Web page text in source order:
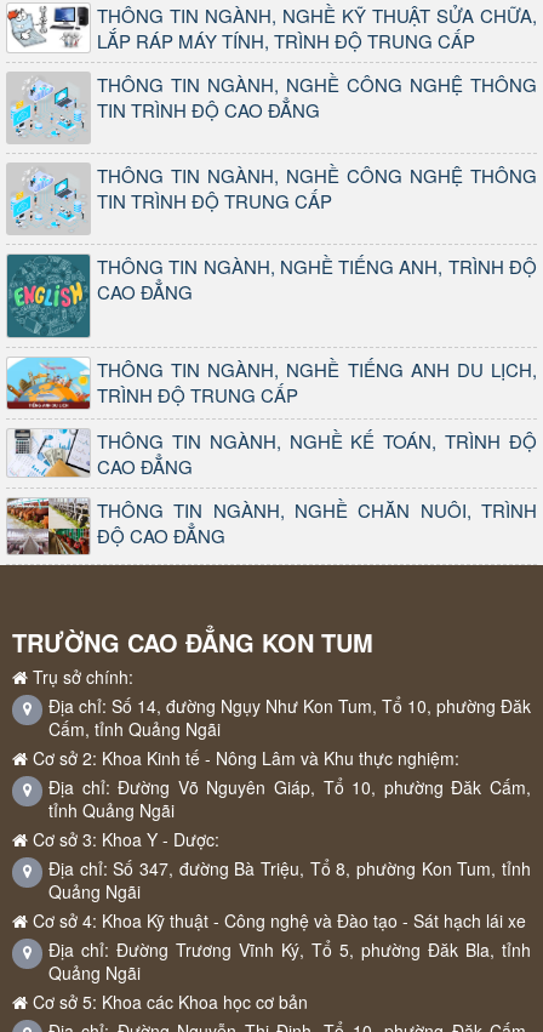
THÔNG TIN NGÀNH, NGHỀ KỸ THUẬT SỬA CHỮA,
LẮP RÁP MÁY TÍNH, TRÌNH ĐỘ TRUNG CẤP
THÔNG TIN NGÀNH, NGHỀ CÔNG NGHỆ THÔNG
TIN TRÌNH ĐỘ CAO ĐẲNG
THÔNG TIN NGÀNH, NGHỀ CÔNG NGHỆ THÔNG
TIN TRÌNH ĐỘ TRUNG CẤP
THÔNG TIN NGÀNH, NGHỀ TIẾNG ANH, TRÌNH ĐỘ
CAO ĐẲNG
THÔNG TIN NGÀNH, NGHỀ TIẾNG ANH DU LỊCH,
TRÌNH ĐỘ TRUNG CẤP
THÔNG TIN NGÀNH, NGHỀ KẾ TOÁN, TRÌNH ĐỘ
CAO ĐẲNG
THÔNG TIN NGÀNH, NGHỀ CHĂN NUÔI, TRÌNH
ĐỘ CAO ĐẲNG
TRƯỜNG CAO ĐẲNG KON TUM
Trụ sở chính:
Địa chỉ: Số 14, đường Ngụy Như Kon Tum, Tổ 10, phường Đăk
Cấm, tỉnh Quảng Ngãi
Cơ sở 2: Khoa Kinh tế - Nông Lâm và Khu thực nghiệm:
Địa chỉ: Đường Võ Nguyên Giáp, Tổ 10, phường Đăk Cấm,
tỉnh Quảng Ngãi
Cơ sở 3: Khoa Y - Dược:
Địa chỉ: Số 347, đường Bà Triệu, Tổ 8, phường Kon Tum, tỉnh
Quảng Ngãi
Cơ sở 4: Khoa Kỹ thuật - Công nghệ và Đào tạo - Sát hạch lái xe
Địa chỉ: Đường Trương Vĩnh Ký, Tổ 5, phường Đăk Bla, tỉnh
Quảng Ngãi
Cơ sở 5: Khoa các Khoa học cơ bản